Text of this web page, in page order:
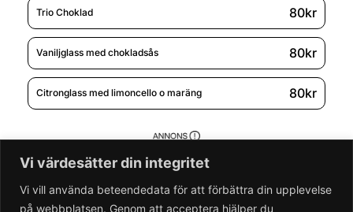
Vi värdesätter din integritet
Vi vill använda beteendedata för att förbättra din upplevelse
på webbplatsen. Genom att acceptera hjälper du
Trio Choklad 80kr
Vaniljglass med chokladsås 80kr
Citronglass med limoncello o maräng 80kr